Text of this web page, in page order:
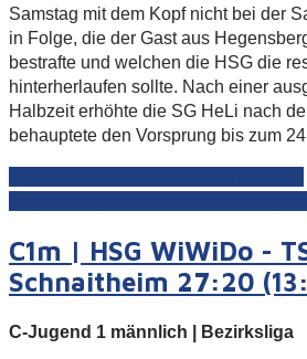
Samstag mit dem Kopf nicht bei der
in Folge, die der Gast aus
bestrafte und welchen die HSG die
hinterherlaufen sollte. Nach einer
Halbzeit erhöhte die SG HeLi nach
behauptete den Vorsprung bis zum
C1m | HSG WiWiDo -
Schnaitheim 27:20
C-Jugend 1 männlich | Bezirksliga